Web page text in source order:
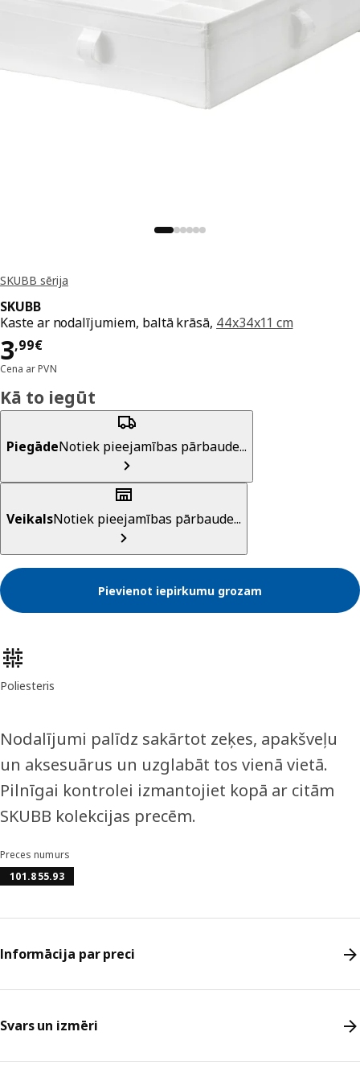
SKUBB sērija
SKUBB
Kaste ar nodalījumiem, baltā krāsā, 44x34x11 cm
3,99€
Cena 3,99€
Cena ar PVN
Kā to iegūt
PiegādeNotiek pieejamības pārbaude...
VeikalsNotiek pieejamības pārbaude...
Pievienot iepirkumu grozam
Preces īpašības
Poliesteris
Nodalījumi palīdz sakārtot zeķes, apakšveļu
un aksesuārus un uzglabāt tos vienā vietā.
Pilnīgai kontrolei izmantojiet kopā ar citām
SKUBB kolekcijas precēm.
Preces numurs
101.855.93
Informācija par preci
Svars un izmēri